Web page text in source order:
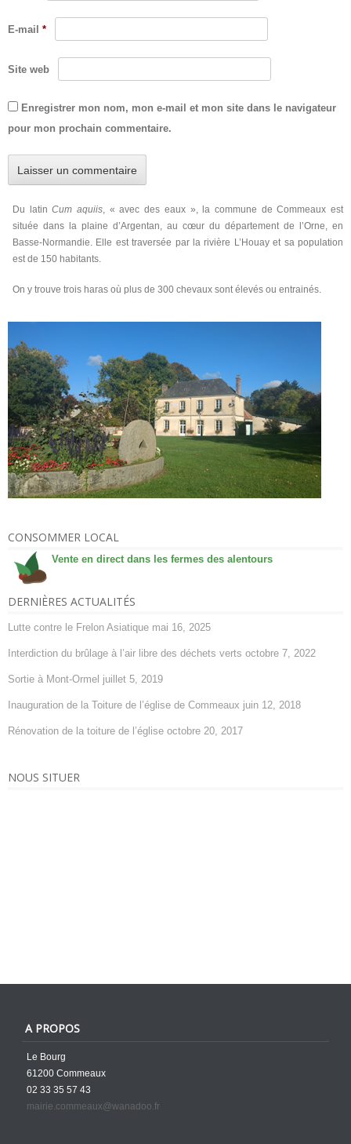
E-mail *
Site web
Enregistrer mon nom, mon e-mail et mon site dans le navigateur
pour mon prochain commentaire.
Du latinCum aquiis, « avec des eaux », la commune de Commeaux est
située dans la plaine d’Argentan, au cœur du département de l’Orne, en
Basse-Normandie. Elle est traversée par la rivière L’Houay et sa population
est de 150 habitants.
On y trouve trois haras où plus de 300 chevaux sont élevés ou entrainés.
CONSOMMER LOCAL
Vente en direct dans les fermes des alentours
DERNIÈRES ACTUALITÉS
Lutte contre le Frelon Asiatique mai 16, 2025
Interdiction du brûlage à l’air libre des déchets verts octobre 7, 2022
Sortie à Mont-Ormel juillet 5, 2019
Inauguration de la Toiture de l’église de Commeaux juin 12, 2018
Rénovation de la toiture de l’église octobre 20, 2017
NOUS SITUER
A PROPOS
Le Bourg
61200 Commeaux
02 33 35 57 43
mairie.commeaux@wanadoo.fr